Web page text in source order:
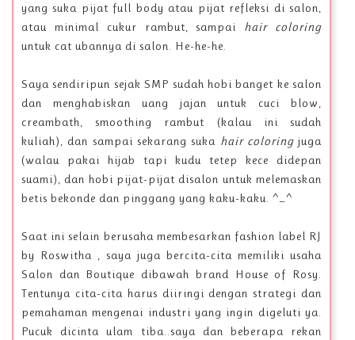
yang suka pijat full body atau pijat refleksi di salon,
atau minimal cukur rambut, sampai hair coloring
untuk cat ubannya di salon. He-he-he.
Saya sendiripun sejak SMP sudah hobi banget ke salon
dan menghabiskan uang jajan untuk cuci blow,
creambath, smoothing rambut (kalau ini sudah
kuliah), dan sampai sekarang suka hair coloringjuga
(walau pakai hijab tapi kudu tetep kece didepan
suami), dan hobi pijat-pijat disalon untuk melemaskan
betis bekonde dan pinggang yang kaku-kaku. ^_^
Saat ini selain berusaha membesarkan fashion label RJ
by Roswitha , saya juga bercita-cita memiliki usaha
Salon dan Boutique dibawah brand House of Rosy.
Tentunya cita-cita harus diiringi dengan strategi dan
pemahaman mengenai industri yang ingin digeluti ya.
Pucuk dicinta ulam tiba..saya dan beberapa rekan